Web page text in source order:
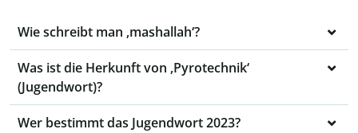
Wie schreibt man ‚mashallah‘?
Was ist die Herkunft von ‚Pyrotechnik‘
(Jugendwort)?
Wer bestimmt das Jugendwort 2023?